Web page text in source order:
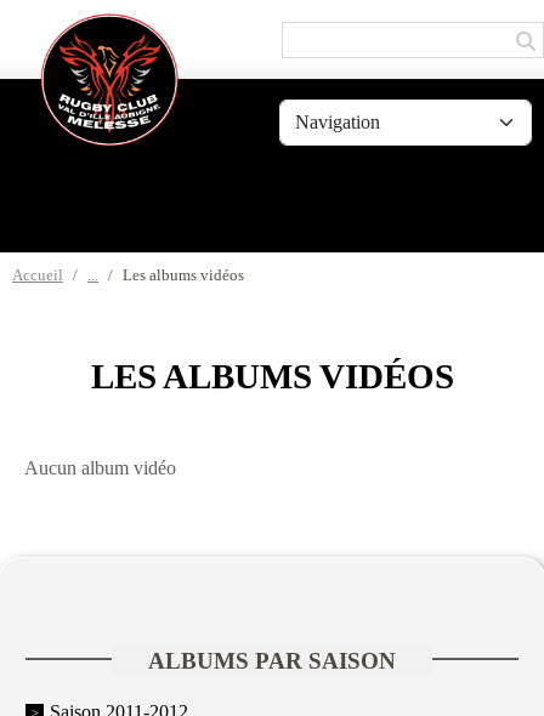
Accueil Les albums vidéos
LES ALBUMS VIDÉOS
Aucun album vidéo
ALBUMS PAR SAISON
Panneau de gestion des cookies